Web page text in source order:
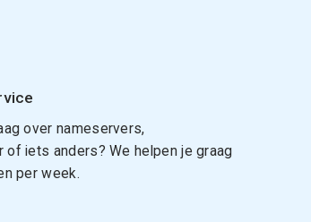
over nameservers,
of iets anders? We helpen je graag
per week.